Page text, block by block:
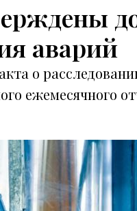
аварий
о
ежемесячного